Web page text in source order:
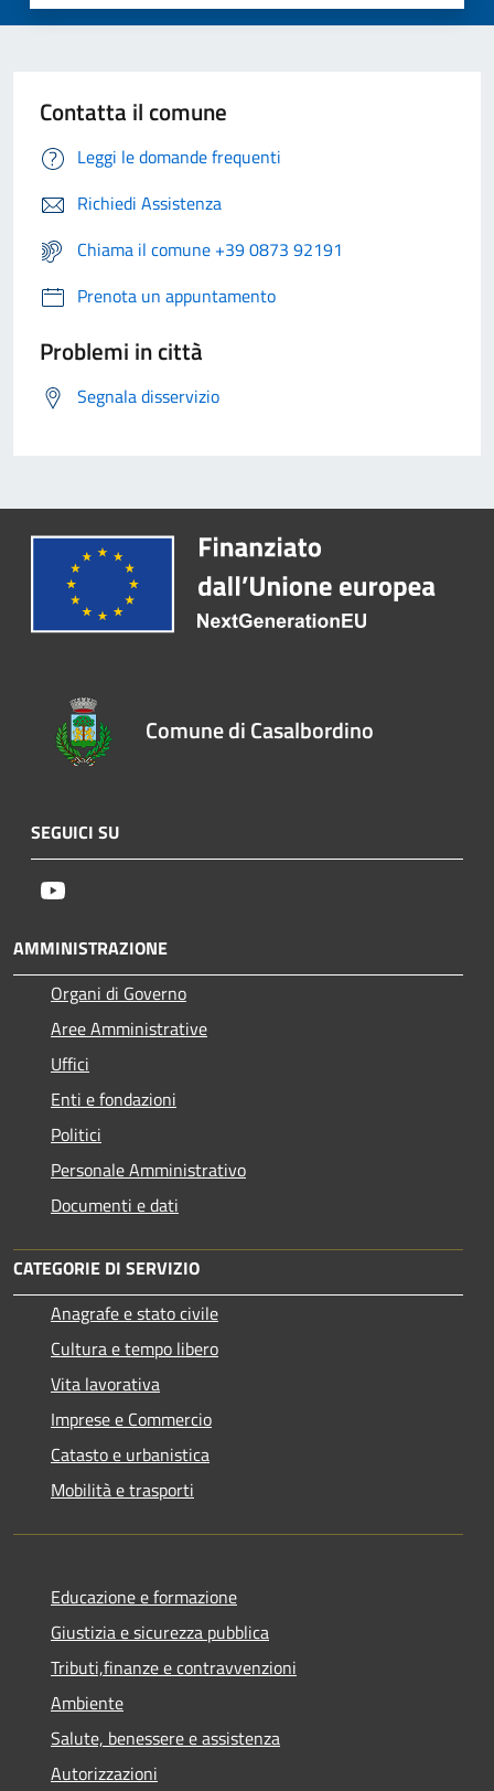
Contatta il comune
Leggi le domande frequenti
Richiedi Assistenza
Chiama il comune +39 0873 92191
Prenota un appuntamento
Problemi in città
Segnala disservizio
Comune di Casalbordino
SEGUICI SU
AMMINISTRAZIONE
Organi di Governo
Aree Amministrative
Uffici
Enti e fondazioni
Politici
Personale Amministrativo
Documenti e dati
CATEGORIE DI SERVIZIO
Anagrafe e stato civile
Cultura e tempo libero
Vita lavorativa
Imprese e Commercio
Catasto e urbanistica
Mobilità e trasporti
Educazione e formazione
Giustizia e sicurezza pubblica
Tributi,finanze e contravvenzioni
Ambiente
Salute, benessere e assistenza
Autorizzazioni